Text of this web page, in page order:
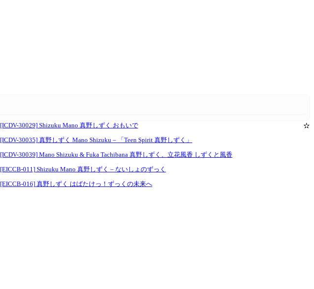
[ICDV-30029] Shizuku Mano 真野しずく おもいで
[ICDV-30035] 真野しずく Mano Shizuku – 「Teen Spirit 真野しずく」
[ICDV-30039] Mano Shizuku & Fuka Tachibana 真野しずく、立花風香 しずくと風香
[EICCB-011] Shizuku Mano 真野しずく – ないしょのずっく
[EICCB-016] 真野しずく はばたけっ！ずっくの未来へ
✫